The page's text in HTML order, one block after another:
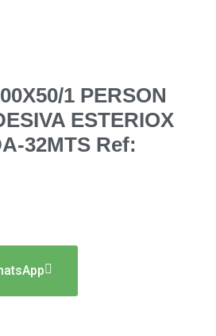
1 PERSON
ESTERIOX
32MTS Ref: